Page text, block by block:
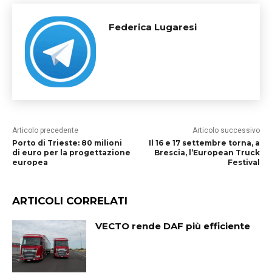
Federica Lugaresi
Articolo precedente
Porto di Trieste: 80 milioni
di euro per la progettazione
europea
Articolo successivo
Il 16 e 17 settembre torna, a
Brescia, l’European Truck
Festival
ARTICOLI CORRELATI
VECTO rende DAF più efficiente